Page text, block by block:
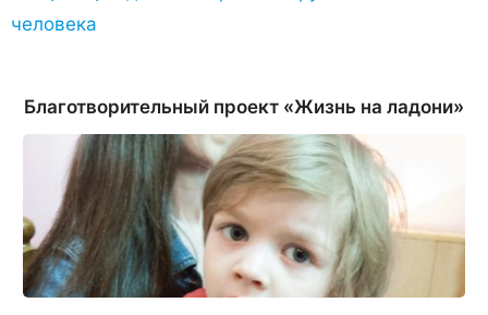
человека
Благотворительный проект «Жизнь на ладони»